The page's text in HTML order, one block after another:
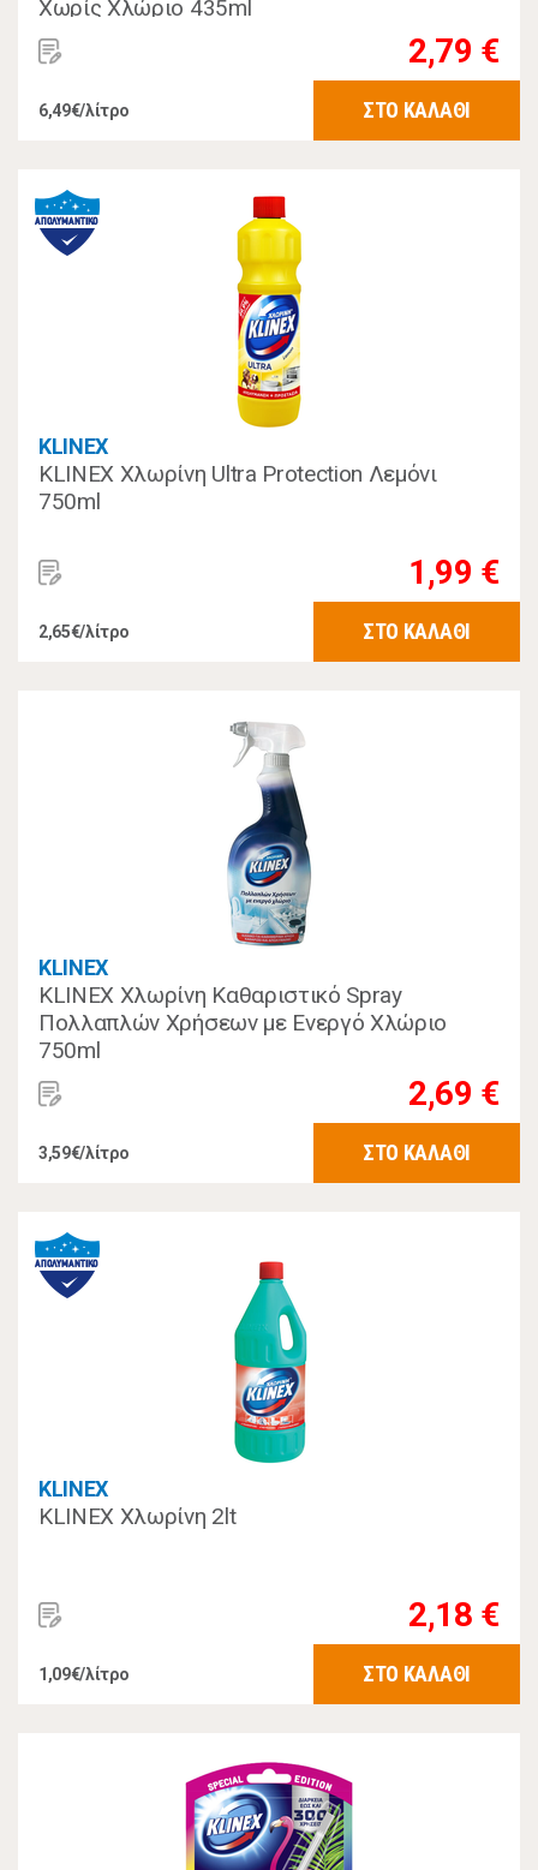
Χωρίς Χλώριο 435ml
2,79 €
6,49€/λίτρο ΣΤΟ ΚΑΛΑΘΙ
KLINEX
KLINEX Χλωρίνη Ultra Protection Λεμόνι
750ml
1,99 €
2,65€/λίτρο ΣΤΟ ΚΑΛΑΘΙ
KLINEX
KLINEX Χλωρίνη Καθαριστικό Spray
Πολλαπλών Χρήσεων με Ενεργό Χλώριο
750ml
2,69 €
3,59€/λίτρο ΣΤΟ ΚΑΛΑΘΙ
KLINEX
KLINEX Χλωρίνη 2lt
2,18 €
1,09€/λίτρο ΣΤΟ ΚΑΛΑΘΙ